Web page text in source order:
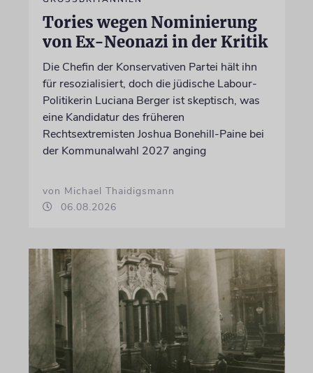
Tories wegen Nominierung
von Ex-Neonazi in der Kritik
Die Chefin der Konservativen Partei hält ihn
für resozialisiert, doch die jüdische Labour-
Politikerin Luciana Berger ist skeptisch, was
eine Kandidatur des früheren
Rechtsextremisten Joshua Bonehill-Paine bei
der Kommunalwahl 2027 anging
von Michael Thaidigsmann
06.08.2026